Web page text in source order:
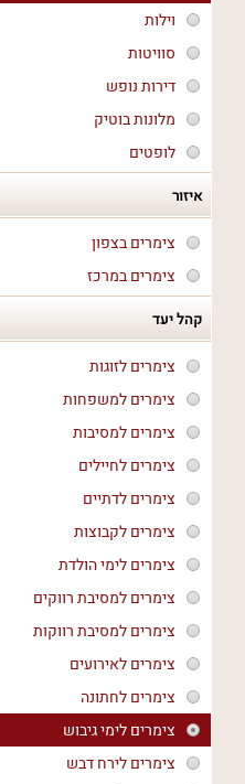
וילות
סוויטות
דירות נופש
מלונות בוטיק
לופטים
איזור
צימרים בצפון
צימרים במרכז
קהל יעד
צימרים לזוגות
צימרים למשפחות
צימרים למסיבות
צימרים לחיילים
צימרים לדתיים
צימרים לקבוצות
צימרים לימי הולדת
צימרים למסיבת רווקים
צימרים למסיבת רווקות
צימרים לאירועים
צימרים לחתונה
צימרים לימי גיבוש
צימרים לירח דבש